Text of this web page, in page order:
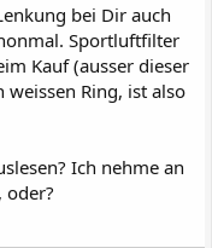
bei Dir auch
Sportluftfilter
Kauf (ausser dieser
weissen Ring, ist also
Ich nehme an
oder?